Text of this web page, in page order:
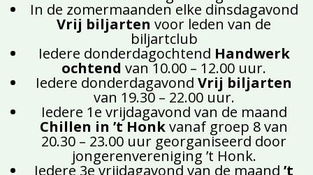
In de zomermaanden elke dinsdagavond
Vrij biljarten voor leden van de
biljartclub
Iedere donderdagochtend Handwerk
ochtend van 10.00 – 12.00 uur.
Iedere donderdagavond Vrij biljarten
van 19.30 – 22.00 uur.
Iedere 1e vrijdagavond van de maand
Chillen in ’t Honkvanaf groep 8 van
20.30 – 23.00 uur georganiseerd door
jongerenvereniging ’t Honk.
Iedere 3e vrijdagavond van de maand ’t